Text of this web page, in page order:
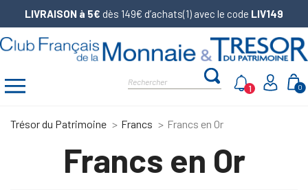
LIVRAISON à 5€ dès 149€ d’achats(1) avec le code LIV149
0
1
Trésor du Patrimoine Francs Francs en Or
Francs en Or